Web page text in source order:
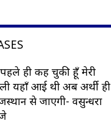
ही कह चुकी हूँ मेरी
यहाँ आई थी अब अर्थी ही
से जाएगी- वसुन्धरा